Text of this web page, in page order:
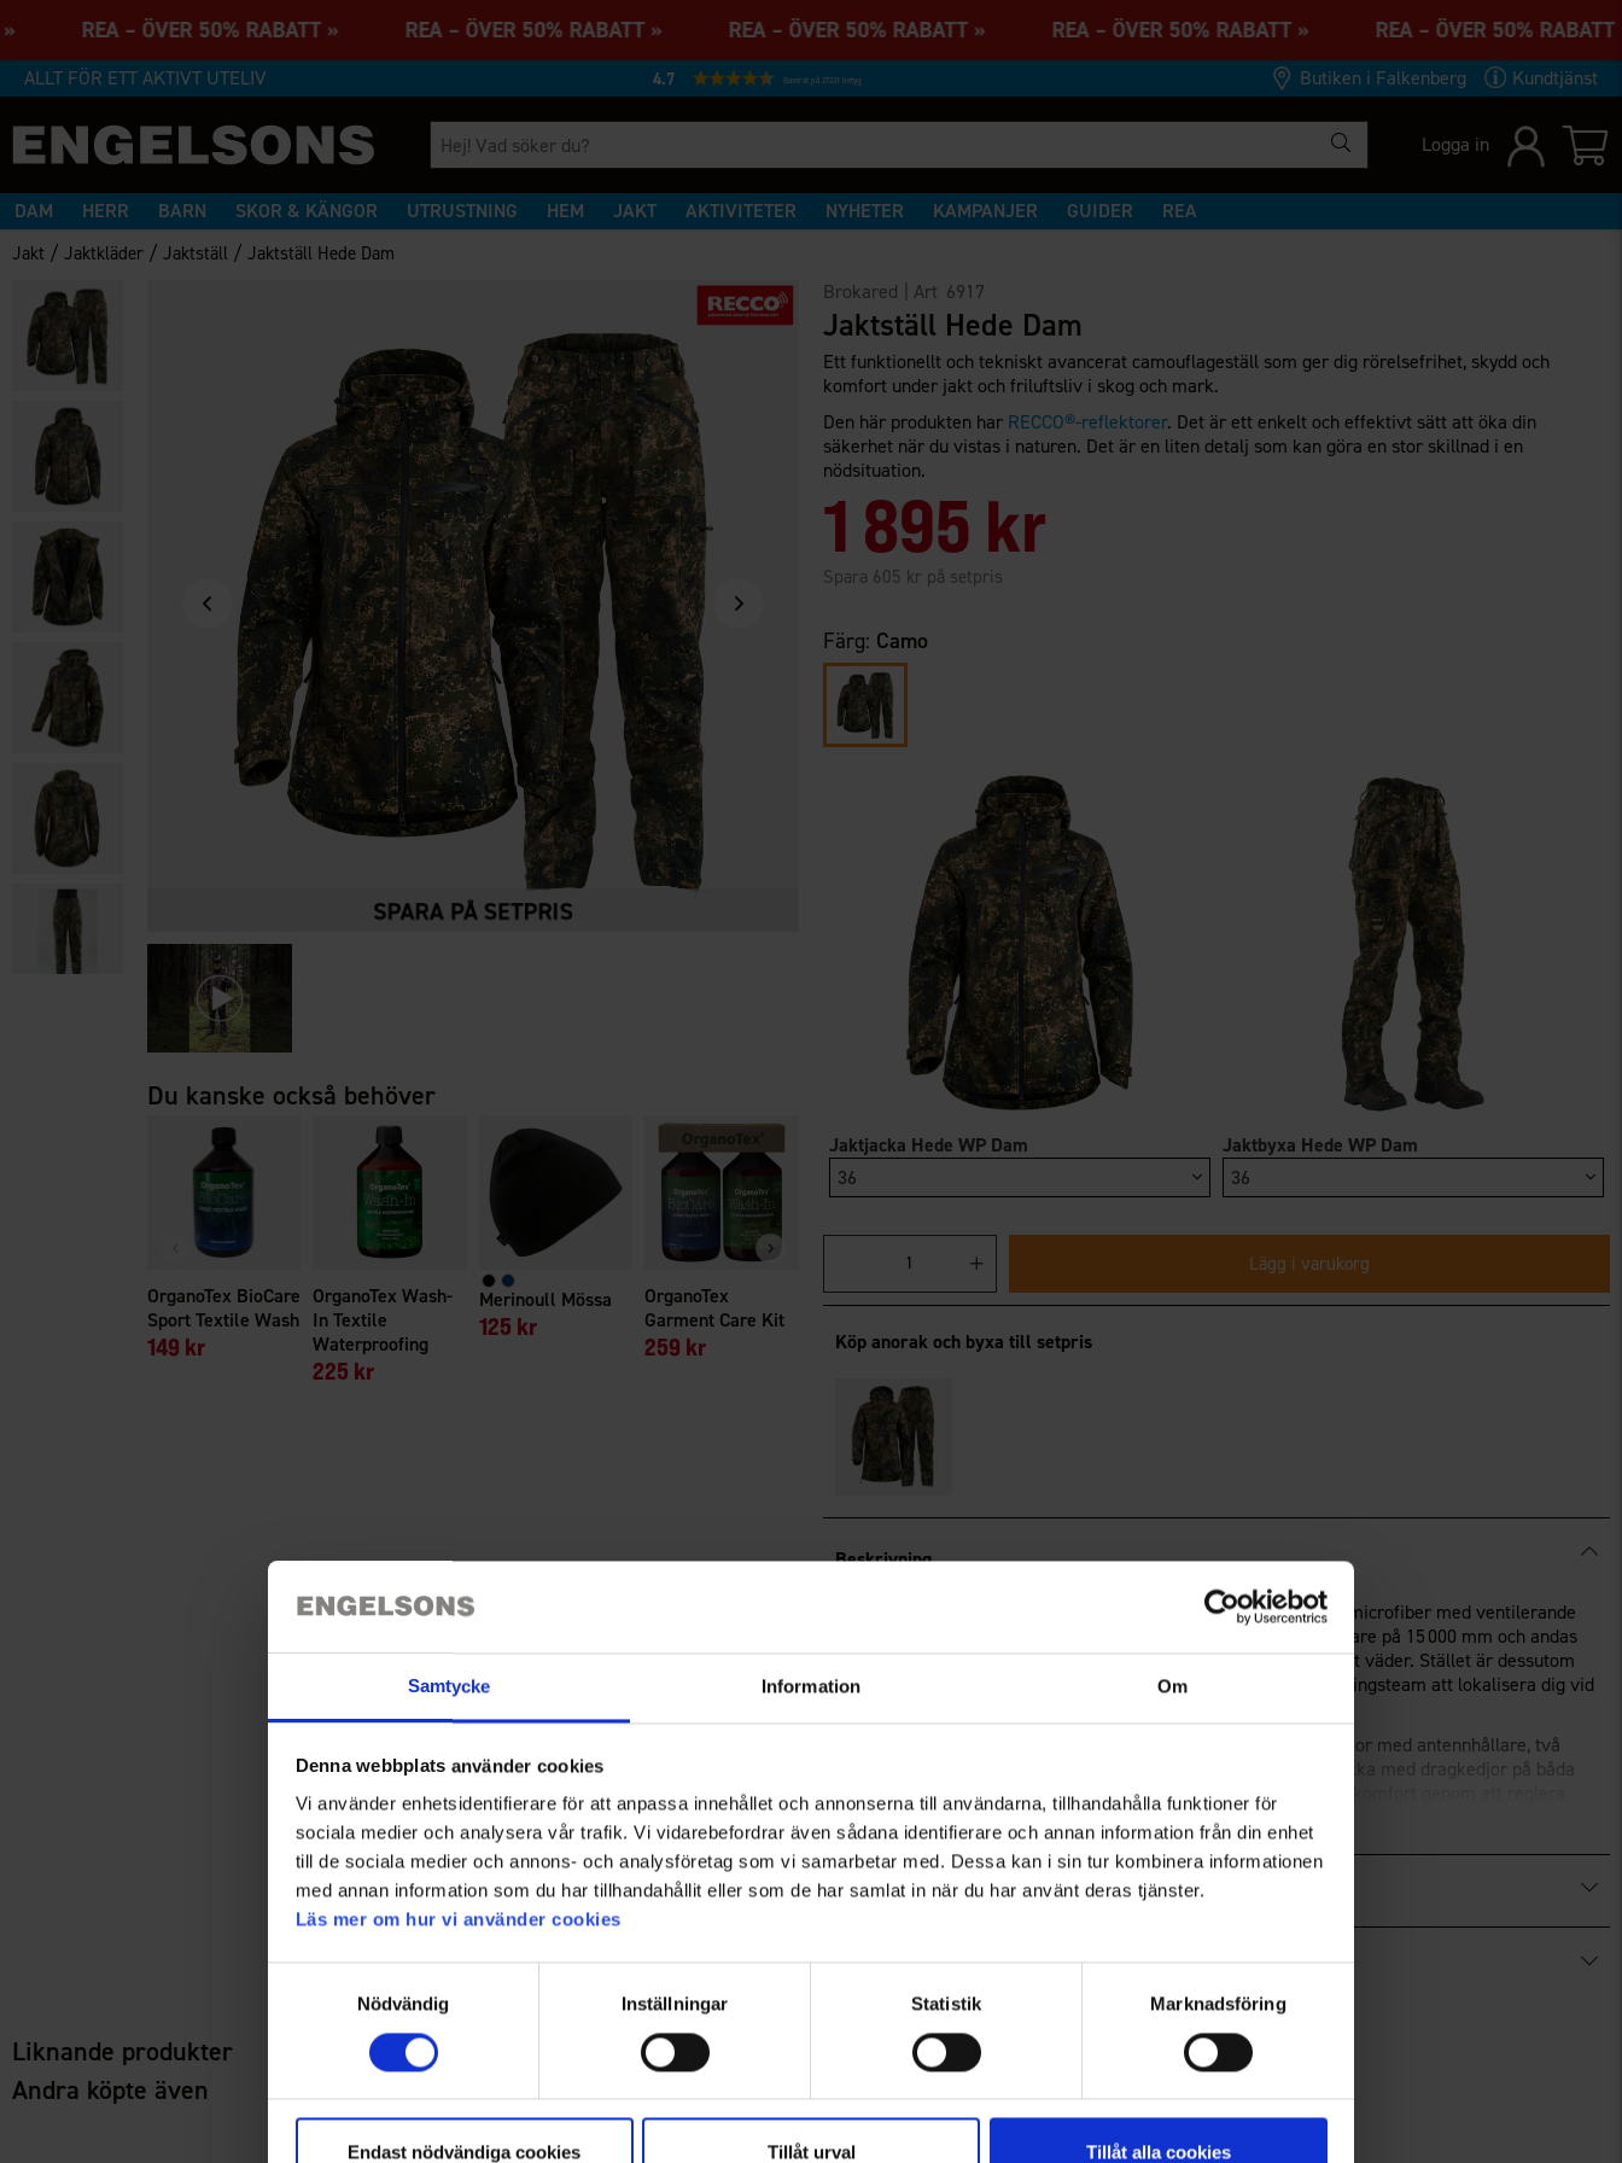
Samtycke Information Om
Denna webbplats använder cookies
Vi använder enhetsidentifierare för att anpassa innehållet och annonserna till användarna, tillhandahålla funktioner för
sociala medier och analysera vår trafik. Vi vidarebefordrar även sådana identifierare och annan information från din enhet
till de sociala medier och annons- och analysföretag som vi samarbetar med. Dessa kan i sin tur kombinera informationen
med annan information som du har tillhandahållit eller som de har samlat in när du har använt deras tjänster.
Läs mer om hur vi använder cookies
Nödvändig
Inställningar Statistik Marknadsföring
Endast nödvändiga cookies Tillåt urval Tillåt alla cookies
» REA – ÖVER 50% RABATT » REA – ÖVER 50% RABATT » REA – ÖVER 50% RABATT » REA – ÖVER 50% RABATT » REA – ÖVER 50%
ALLT FÖR ETT AKTIVT UTELIV 4.7 Baserat på 27231 betyg Butiken i Falkenberg Kundtjänst
Logga in
DAM HERR BARN SKOR & KÄNGOR UTRUSTNING HEM JAKT AKTIVITETER NYHETER KAMPANJER GUIDER REA
Jakt /Jaktkläder /Jaktställ /Jaktställ Hede Dam
Du kanske också behöver
OrganoTex BioCare
Sport Textile Wash
149 kr
OrganoTex Wash-
In Textile
Waterproofing
225 kr
Merinoull Mössa
125 kr
OrganoTex
Garment Care Kit
259 kr
Tattersallskjorta
Nimrod Dam
Från199 kr
Handskar Hede
Brokared | Art 6917
Jaktställ Hede Dam
Ett funktionellt och tekniskt avancerat camouflageställ som ger dig rörelsefrihet, skydd och
komfort under jakt och friluftsliv i skog och mark.
Den här produkten har RECCO®-reflektorer. Det är ett enkelt och effektivt sätt att öka din
säkerhet när du vistas i naturen. Det är en liten detalj som kan göra en stor skillnad i en
nödsituation.
1 895 kr
Spara 605 kr på setpris
Färg: Camo
Jaktjacka Hede WP Dam
36
Jaktbyxa Hede WP Dam
36
Lägg i varukorg
Köp anorak och byxa till setpris
Beskrivning
Det här jaktstället består av både jacka och byxa i mjuk, flossad microfiber med ventilerande
meshfoder. Membranet i både jackan och byxan har en vattenpelare på 15 000 mm och andas
med 8000 g/m²/24h, vilket håller dig torr och bekväm även i blött väder. Stället är dessutom
utrustat med inbyggd Recco
-reflektor som underlättar för räddningsteam att lokalisera dig vid
Jackan är försedd med tvåvägsdragkedja mitt fram, två radiofickor med antennhållare, två
framfickor och en innerficka med dragkedjor samt en stor ryggficka med dragkedjor på båda
sidor. Ventilationsöppningar med mesh under armarna ger extra komfort genom att reglera
temperaturen. Huvan är avtagbar och justerbar, och både nederkant och ärmslut kan anpassas
för bästa passform. Förböjda ärmar bidrar till optimal rörelsefrihet.
Byxorna erbjuder flera praktiska fickor med dragkedjor – två framfickor, två benfickor och en
bakficka – för säker förvaring. Ventilationsöppningar med mesh och dragkedjor vid höfterna gör
det lätt att vädra. Den förhöjda ryggen med resår ger extra stöd och komfort, medan knappar för
Inbyggda Recco
-reflektorer för ökad säkerhet
Flera dragkedjeförsedda fickor för smart och säker förvaring
Ventilationsöppningar med mesh som ger effektiv temperaturreglering
Fluorfri impregneringBIONIC-FINISH ECO.
Visa mer
Teknisk specifikation
Storleksguide
Liknande produkter
Andra köpte även